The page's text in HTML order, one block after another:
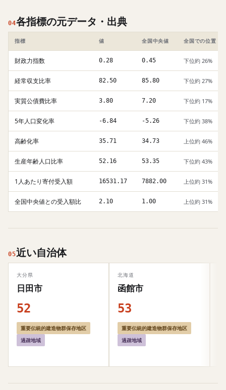
04各指標の元データ・出典
指標 値 全国中央値 全国での位置
財政力指数 0.28 0.45 下位約 26%
経常収支比率 82.50 85.80 下位約 27%
実質公債費比率 3.80 7.20 下位約 17%
5年人口変化率 -6.84 -5.26 下位約 38%
高齢化率 35.71 34.73 上位約 46%
生産年齢人口比率 52.16 53.35 下位約 43%
1人あたり寄付受入額 16531.17 7882.00 上位約 31%
全国中央値との受入額比 2.10 1.00 上位約 31%
05近い自治体
大分県
日田市
52
重要伝統的建造物群保存地区
過疎地域
北海道
函館市
53
重要伝統的建造物群保存地区
過疎地域